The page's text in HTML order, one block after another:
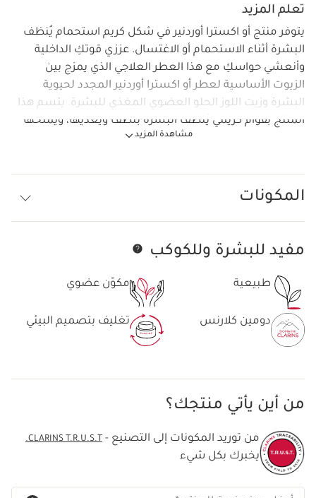
مشاهدة المزيد
تعلم المزيد
يتوفر منتج أو اكسترا أوردنير في شكل كريم استحمام يُنظف
البشرة أثناء الاستحمام أو الاغتسال. عززي قوتكِ الداخلية
وأنعشي حواسكِ مع هذا العطر العلاجي الذي يمزج بين
الزيوت الأساسية لعطر أو اكسترا أوردنير المجدد لحيوية
البشرة وزيت اللوز الحلو العضوي المغذي للبشرة. يتسم هذا
المنتج بقوام كريمي يُنظف البشرة بلطف ويغذيها، ويمنحها
رائحة عطرية رقيقة. مصنوع من مكونات طبيعية بنسبة 92%.
المكونات
مفيد للبشرة وللكوكب
طبيعية مكوّن عضوي
دومين كلارنس تغليف بتصميم البيئي
من أين يأتي منتجك؟
من توريد المكونات إلى التصنيع - CLARINS T.R.U.S.T.
يخبرك بكل شيء